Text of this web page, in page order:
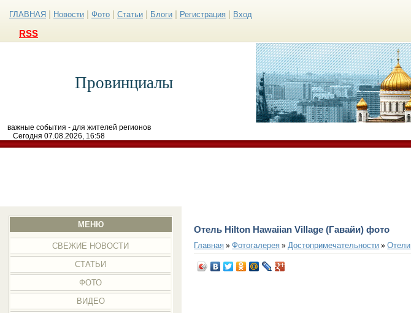
ГЛАВНАЯ Новости Фото Статьи Блоги Регистрация Вход
RSS
Провинциалы
важные события - для жителей регионов
Сегодня 07.08.2026, 16:58
МЕНЮ
СВЕЖИЕ НОВОСТИ
СТАТЬИ
ФОТО
ВИДЕО
Отель Hilton Hawaiian Village (Гавайи) фото
Главная »Фотогалерея » Достопримечательности »Отели